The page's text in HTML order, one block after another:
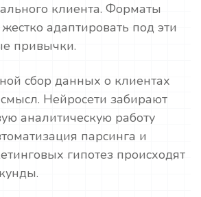
клиента. Форматы
адаптировать под эти
привычки.
сбор данных о клиентах
Нейросети забирают
аналитическую работу
парсинга и
гипотез происходят